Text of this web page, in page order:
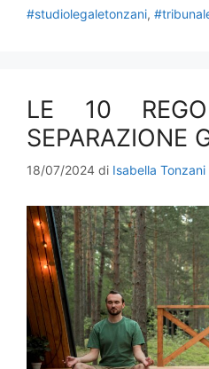
#studiolegaletonzani,
LE 10
SEPARAZIONE
18/07/2024 di Isabella Tonzani